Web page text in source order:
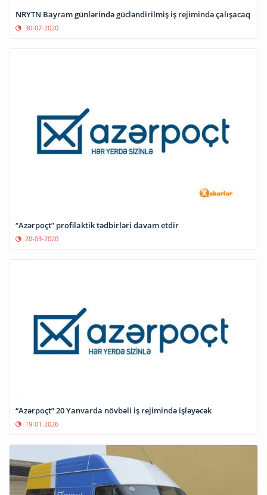
NRYTN Bayram günlərində gücləndirilmiş iş rejimində çalışacaq
30-07-2020
“Azərpoçt” profilaktik tədbirləri davam etdir
20-03-2020
“Azərpoçt” 20 Yanvarda növbəli iş rejimində işləyəcək
19-01-2026